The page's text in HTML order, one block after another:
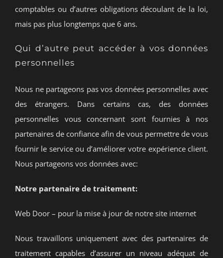
comptables ou d’autres obligations découlant de la loi,
mais pas plus longtemps que 6 ans.
Qui d’autre peut accéder à vos données
personnelles
Nous ne partageons pas vos données personnelles avec
des étrangers. Dans certains cas, des données
personnelles vous concernant sont fournies à nos
partenaires de confiance afin de vous permettre de vous
fournir le service ou d’améliorer votre expérience client.
Nous partageons vos données avec:
Notre partenaire de traitement:
Web Door – pour la mise à jour de notre site internet
Nous travaillons uniquement avec des partenaires de
traitement capables d’assurer un niveau adéquat de